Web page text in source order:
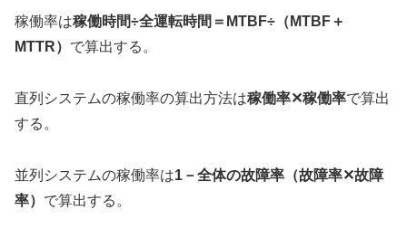
稼働率は稼働時間÷全運転時間＝MTBF÷（MTBF＋
MTTR） で算出する。
直列システムの稼働率の算出方法は稼働率✕稼働率で算出
する。
並列システムの稼働率は1－全体の故障率（故障率✕故障
率） で算出する。